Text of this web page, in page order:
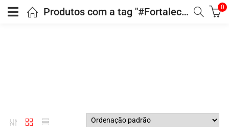
Produtos com a tag "#Fortalecimentoemocional" 0